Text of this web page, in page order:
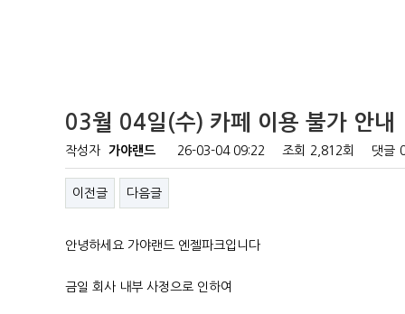
03월 04일(수) 카페 이용 불가 안내
작성자 가야랜드 26-03-04 09:22 조회 2,812회 댓글
이전글 다음글
안녕하세요 가야랜드 엔젤파크입니다
금일 회사 내부 사정으로 인하여